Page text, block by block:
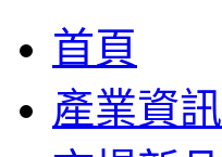
首頁
產業資訊